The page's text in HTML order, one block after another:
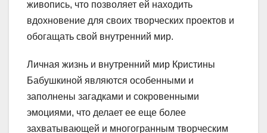
живопись, что позволяет ей находить
вдохновение для своих творческих проектов и
обогащать свой внутренний мир.
Личная жизнь и внутренний мир Кристины
Бабушкиной являются особенными и
заполнены загадками и сокровенными
эмоциями, что делает ее еще более
захватывающей и многогранным творческим